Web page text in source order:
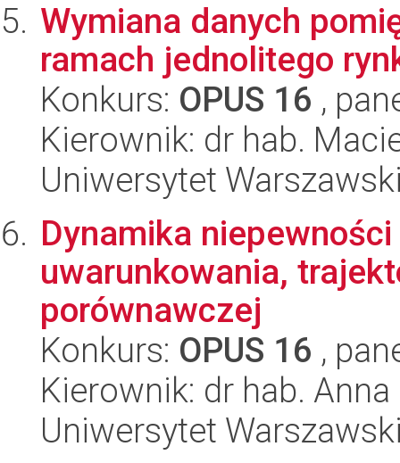
Wymiana danych
ramach jednolitego
Konkurs: OPUS 16 ,
Kierownik: dr hab.
Uniwersytet
Dynamika
uwarunkowania,
porównawczej
Konkurs: OPUS 16 ,
Kierownik: dr hab.
Uniwersytet